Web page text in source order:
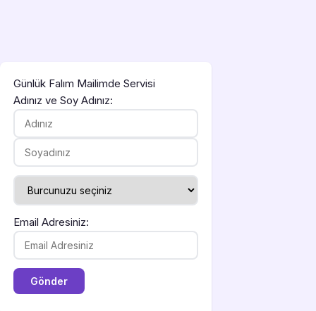
Günlük Falım Mailimde Servisi
Adınız ve Soy Adınız:
Email Adresiniz: